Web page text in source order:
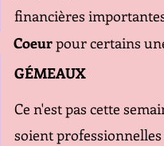
financières
    Coeur
pour certains
GÉMEAUX
Ce n'est pas cette
soient